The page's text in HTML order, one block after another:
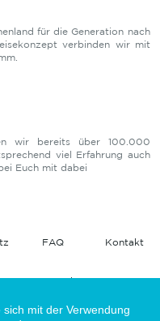
für die Generation nach
verbinden wir mit
wir bereits über 100.000
viel Erfahrung auch
Euch mit dabei
FAQ Kontakt
Jobs
mit der Verwendung